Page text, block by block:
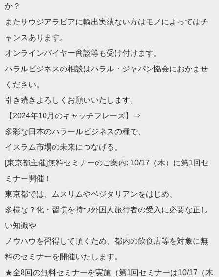
か？
またサウジアラビアに輸出実績ない方はモノによってはチ
ャンスあ ります。
オンラインバイヤー商談等も受け付けます。
ハラルビジネスの相談はハラル・ジャパン協会におかませ
ください。
引き続きよろしくお願いいたします。
【2024年10月のキャッチフレーズ】⇒
多彩な日本のハラールビジネスの種で、
イスラム市場の未来につなげる。
[東京都主催]無料セミナーのご案内: 10/17（木）に第1回セ
ミナー開催！
東京都では、ムスリムやベジタリアンをはじめ、
多様な？化・習慣を持つ外国人旅行者の受入に必要な正し
い知識や
ノウハウを習得して頂くため、都内の飲食店等を対象に無
料のセミ ナーを開催いたします。
★全8回の無料セミナーを実施（第1回セミナーは10/17（木